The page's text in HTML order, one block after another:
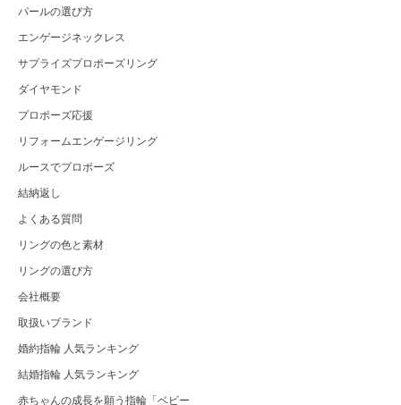
パールの選び方
エンゲージネックレス
サプライズプロポーズリング
ダイヤモンド
プロポーズ応援
リフォームエンゲージリング
ルースでプロポーズ
結納返し
よくある質問
リングの色と素材
リングの選び方
会社概要
取扱いブランド
婚約指輪 人気ランキング
結婚指輪 人気ランキング
赤ちゃんの成長を願う指輪「ベビー